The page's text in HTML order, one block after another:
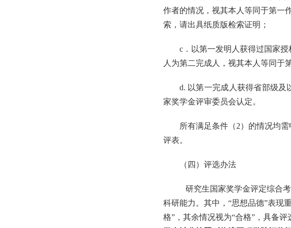
作者的情况，视其本人等同于第一
索，请出具纸质版检索证明；
c．以第一发明人获得过国家
人为第二完成人，视其本人等同于
d. 以第一完成人获得省部级
家奖学金评审委员会认定。
所有满足条件（2）的情况均
评表。
（四）评选办法
研究生国家奖学金评定综合
科研能力。其中， “思想品德”表现
格”，其余情况视为“合格”，具备评